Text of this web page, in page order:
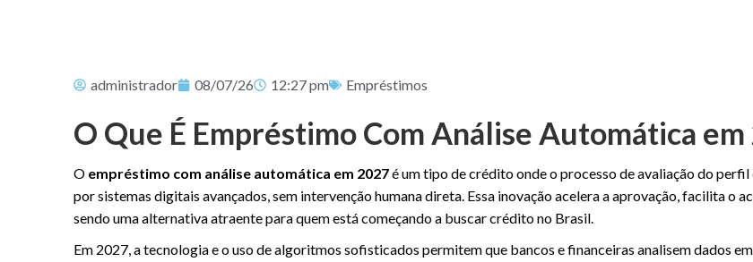
administrador 08/07/26 12:27 pm Empréstimos
O Que É Empréstimo Com Análise Automática em
O empréstimo com análise automática em 2027é um tipo de crédito onde o processo de avaliação do
por sistemas digitais avançados, sem intervenção humana direta. Essa inovação acelera a aprovação, facilita o
sendo uma alternativa atraente para quem está começando a buscar crédito no Brasil.
Em 2027, a tecnologia e o uso de algoritmos sofisticados permitem que bancos e financeiras analisem dados